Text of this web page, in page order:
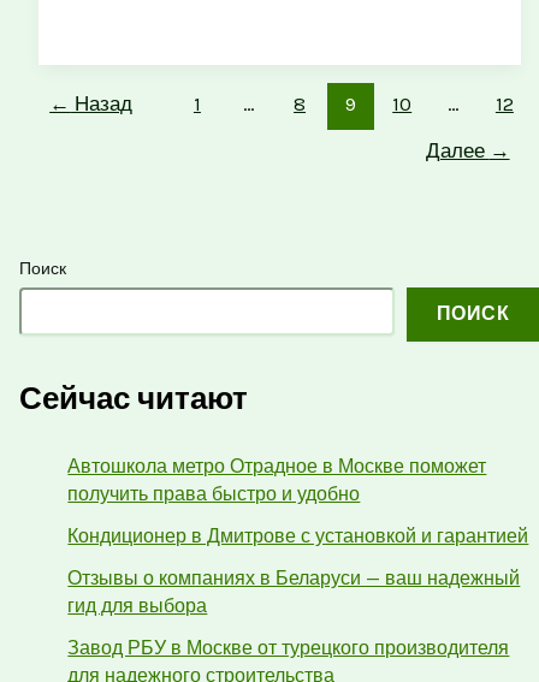
Поиск
ПОИСК
Сейчас читают
Автошкола метро Отрадное в Москве поможет
получить права быстро и удобно
Кондиционер в Дмитрове с установкой и гарантией
Отзывы о компаниях в Беларуси — ваш надежный
гид для выбора
Завод РБУ в Москве от турецкого производителя
для надежного строительства
← Назад 1 … 8 9 10 … 12
Далее →